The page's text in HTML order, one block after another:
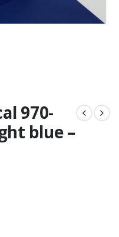
970-
blue –